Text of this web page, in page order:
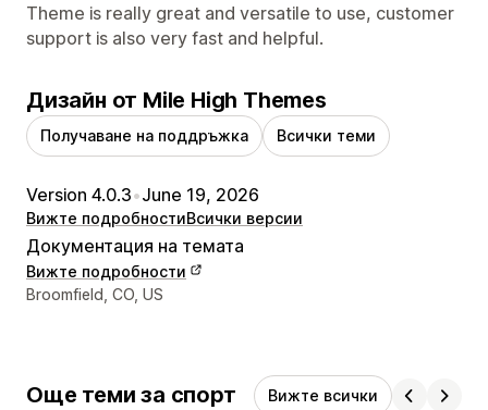
Theme is really great and versatile to use, customer
support is also very fast and helpful.
Дизайн от Mile High Themes
Получаване на поддръжка Всички теми
Version 4.0.3•June 19, 2026
Вижте подробностиВсички версии
Документация на темата
Вижте подробности
Данни за връзка с дизайнера
Broomfield, CO, US
Още теми за спорт Вижте всички